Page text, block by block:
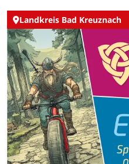
Landkreis Bad Kreuznach